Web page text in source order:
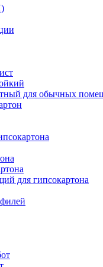
для обычных
для гипсокартона